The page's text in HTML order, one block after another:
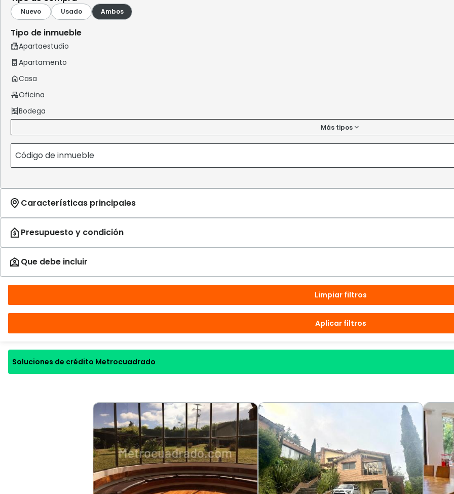
Tipo de inmueble
Más tipos
Limpiar filtros
Aplicar filtros
Soluciones de crédito Metrocuadrado